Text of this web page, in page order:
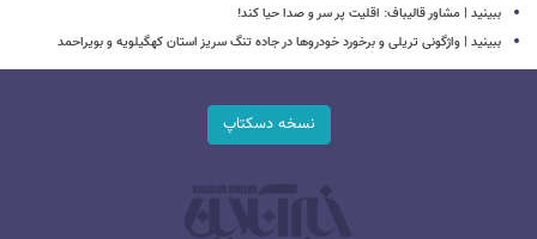
ببینید | مشاور قالیباف: اقلیت پر سر و صدا حیا کند!
ببینید | واژگونی تریلی و برخورد خودروها در جاده تنگ سریز استان کهگیلویه و بویراحمد
نسخه دسکتاپ